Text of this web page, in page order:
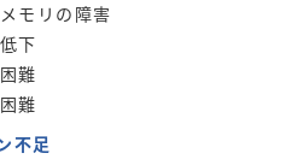
モリの障害
下
難
難
不足